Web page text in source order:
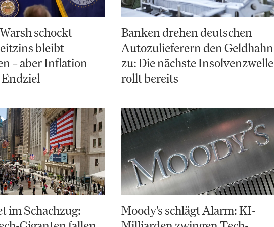
schockt
bleibt
– aber Inflation
Banken drehen deutschen
Autozulieferern den Geldhahn
zu: Die nächste Insolvenzwelle
rollt bereits
im Schachzug:
Moody's schlägt Alarm: KI-